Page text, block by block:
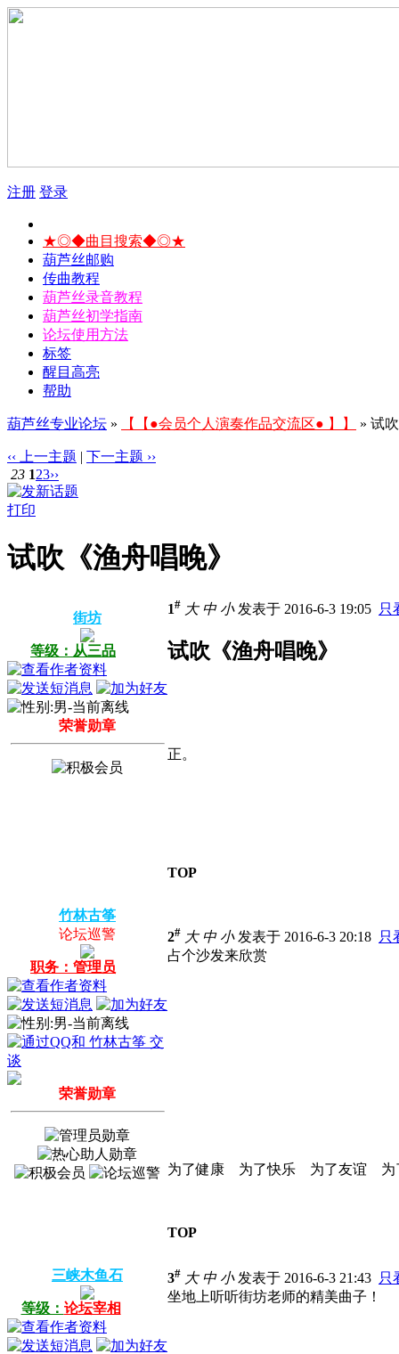
注册 登录
★◎◆曲目搜索◆◎★
葫芦丝邮购
传曲教程
葫芦丝录音教程
葫芦丝初学指南
论坛使用方法
标签
醒目高亮
帮助
葫芦丝专业论坛 » 【【●会员个人演奏作品交流区● 】】 » 试
‹‹ 上一主题 | 下一主题 ››
23 123››
打印
试吹《渔舟唱晚》
街坊
等级：从三品
荣誉勋章
1# 大 中 小发表于 2016-6-3 19:05 只
试吹《渔舟唱晚》
正。
TOP
竹林古筝
论坛巡警
职务：管理员
荣誉勋章
2# 大 中 小发表于 2016-6-3 20:18 只
占个沙发来欣赏
为了健康 为了快乐 为了友谊 为
TOP
三峡木鱼石
等级： 论坛宰相
3# 大 中 小发表于 2016-6-3 21:43 只
坐地上听听街坊老师的精美曲子！